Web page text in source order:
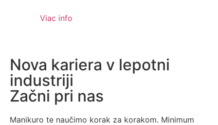
Viac info
Nova kariera v lepotni
industriji
Začni pri nas
Manikuro te naučimo korak za korakom. Minimum